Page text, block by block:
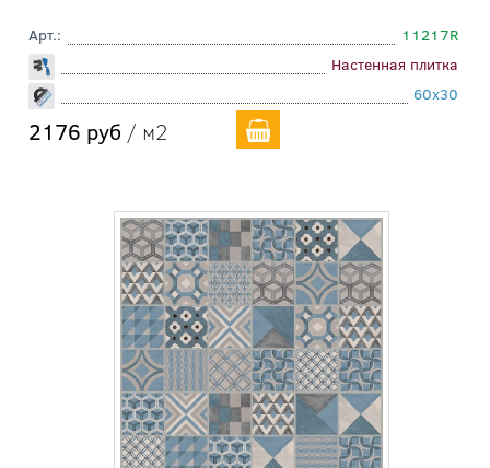
Арт.:
11217R
Настенная плитка
60x30
2176 руб / м2